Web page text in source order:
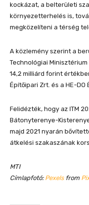
kockázat, a belterületi
környezetterhelés is,
megközelíteni a térség
A közlemény szerint a
Technológiai
14,2 milliárd forint
Építőipari Zrt. és a HE-DO
Felidézték, hogy az ITM
Bátonyterenye-
majd 2021 nyarán
átkelési szakaszának
MTI
Címlapfotó: Pexels from